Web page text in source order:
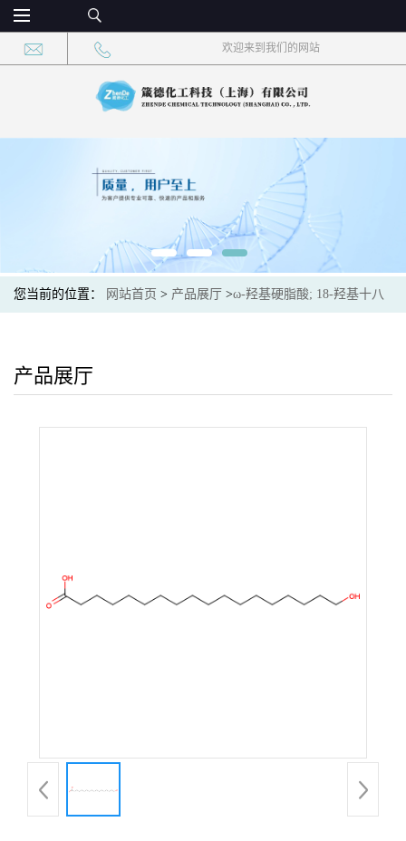
欢迎来到我们的网站
您当前的位置： 网站首页 > 产品展厅 >ω-羟基硬脂酸; 18-羟基十八
产品展厅